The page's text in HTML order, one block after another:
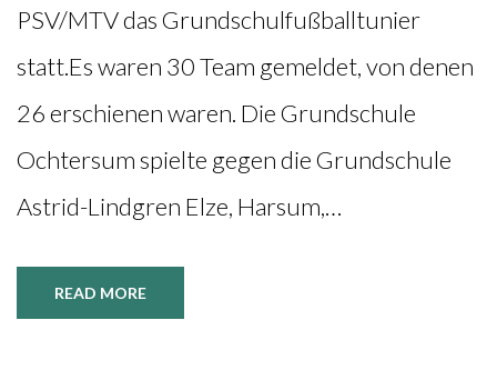
PSV/MTV das Grundschulfußballtunier
statt.Es waren 30 Team gemeldet, von denen
26 erschienen waren. Die Grundschule
Ochtersum spielte gegen die Grundschule
Astrid-Lindgren Elze, Harsum,…
READ MORE